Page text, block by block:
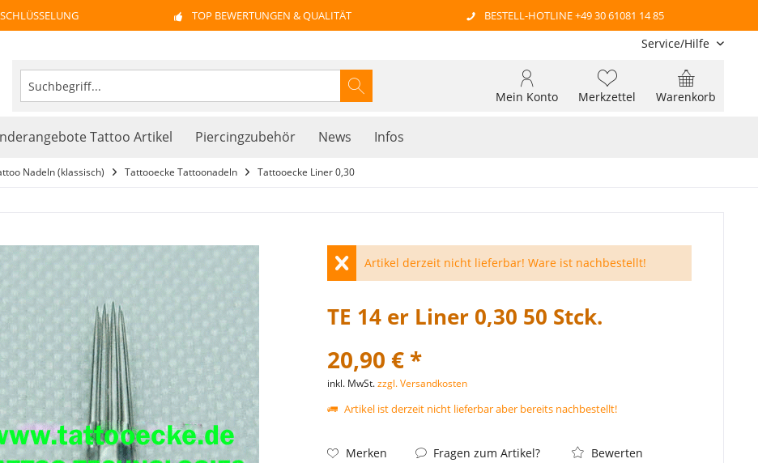
TOP BEWERTUNGEN & QUALITÄT BESTELL-HOTLINE +49 30 61081 14 85
Service/Hilfe
Warenkorb
Merkzettel
Mein Konto
Tattoo Artikel Piercingzubehör News Infos
Nadeln (klassisch) Tattooecke Tattoonadeln Tattooecke Liner 0,30
Artikel derzeit nicht lieferbar! Ware ist nachbestellt!
TE 14 er Liner 0,30 50 Stck.
20,90 € *
inkl. MwSt.zzgl. Versandkosten
Artikel ist derzeit nicht lieferbar aber bereits nachbestellt!
Merken Fragen zum Artikel?
Bewerten